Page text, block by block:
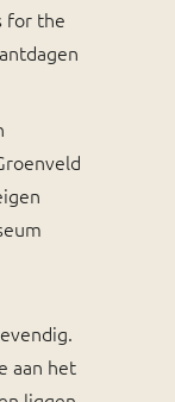
for the
aan het